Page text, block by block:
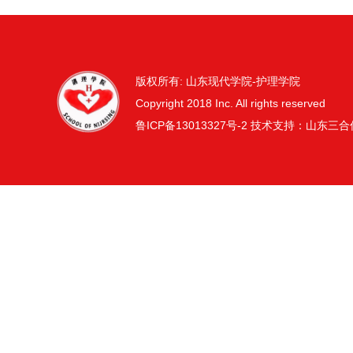
版权所有: 山东现代学院-护理学院
Copyright 2018 Inc. All rights reserved
鲁ICP备13013327号-2 技术支持：山东三合